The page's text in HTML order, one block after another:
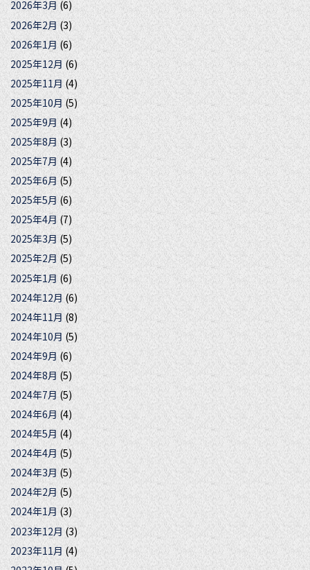
2026年3月(6)
2026年2月 (3)
2026年1月(6)
2025年12月 (6)
2025年11月(4)
2025年10月 (5)
2025年9月(4)
2025年8月 (3)
2025年7月 (4)
2025年6月(5)
2025年5月(6)
2025年4月(7)
2025年3月(5)
2025年2月(5)
2025年1月(6)
2024年12月 (6)
2024年11月 (8)
2024年10月 (5)
2024年9月 (6)
2024年8月(5)
2024年7月 (5)
2024年6月(4)
2024年5月 (4)
2024年4月(5)
2024年3月(5)
2024年2月(5)
2024年1月 (3)
2023年12月 (3)
2023年11月 (4)